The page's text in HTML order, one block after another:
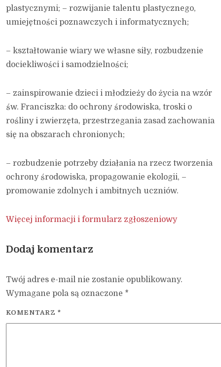
plastycznymi; – rozwijanie talentu plastycznego,
umiejętności poznawczych i informatycznych;
– kształtowanie wiary we własne siły, rozbudzenie
dociekliwości i samodzielności;
– zainspirowanie dzieci i młodzieży do życia na wzór
św. Franciszka: do ochrony środowiska, troski o
rośliny i zwierzęta, przestrzegania zasad zachowania
się na obszarach chronionych;
– rozbudzenie potrzeby działania na rzecz tworzenia
ochrony środowiska, propagowanie ekologii, –
promowanie zdolnych i ambitnych uczniów.
Więcej informacji i formularz zgłoszeniowy
Dodaj komentarz
Twój adres e-mail nie zostanie opublikowany.
Wymagane pola są oznaczone *
KOMENTARZ *